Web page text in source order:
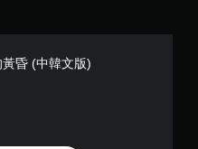
昏 (中韓文版)